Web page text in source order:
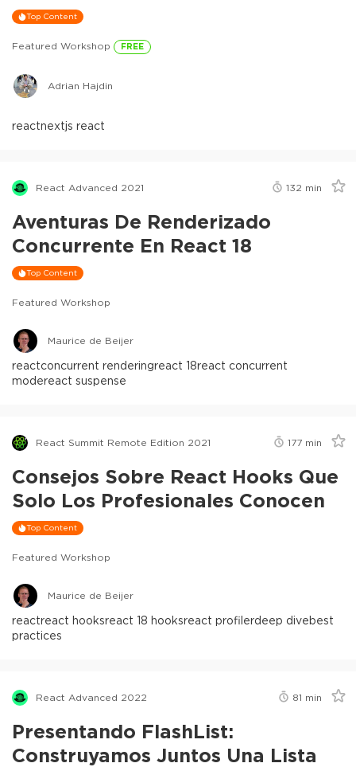
Top Content
Featured Workshop FREE
Adrian Hajdin
reactnextjs react
React Advanced 2021 132 min
Aventuras De Renderizado
Concurrente En React 18
Top Content
Featured Workshop
Maurice de Beijer
reactconcurrent renderingreact 18react concurrent
modereact suspense
React Summit Remote Edition 2021 177 min
Consejos Sobre React Hooks Que
Solo Los Profesionales Conocen
Top Content
Featured Workshop
Maurice de Beijer
reactreact hooksreact 18 hooksreact profilerdeep divebest
practices
React Advanced 2022 81 min
Presentando FlashList:
Construyamos Juntos Una Lista